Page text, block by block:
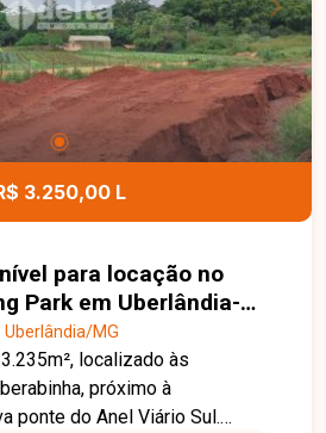
3.250,00 L
para locação no
Park em Uberlândia-
MG
localizado às
próximo à
ponte do Anel Viário Sul.